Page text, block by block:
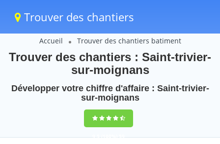
Trouver des chantiers
Accueil Trouver des chantiers batiment
Trouver des chantiers : Saint-trivier-
sur-moignans
Développer votre chiffre d'affaire : Saint-trivier-
sur-moignans
9,5(100%)59